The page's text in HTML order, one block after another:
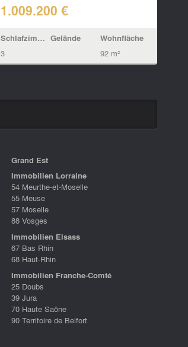
1.009.200 €
Schlafzimmern
3
Gelände Wohnfläche
92 m²
Grand Est
Immobilien Lorraine
54 Meurthe-et-Moselle
55 Meuse
57 Moselle
88 Vosges
Immobilien Elsass
67 Bas Rhin
68 Haut-Rhin
Immobilien Franche-Comté
25 Doubs
39 Jura
70 Haute Saône
90 Territoire de Belfort